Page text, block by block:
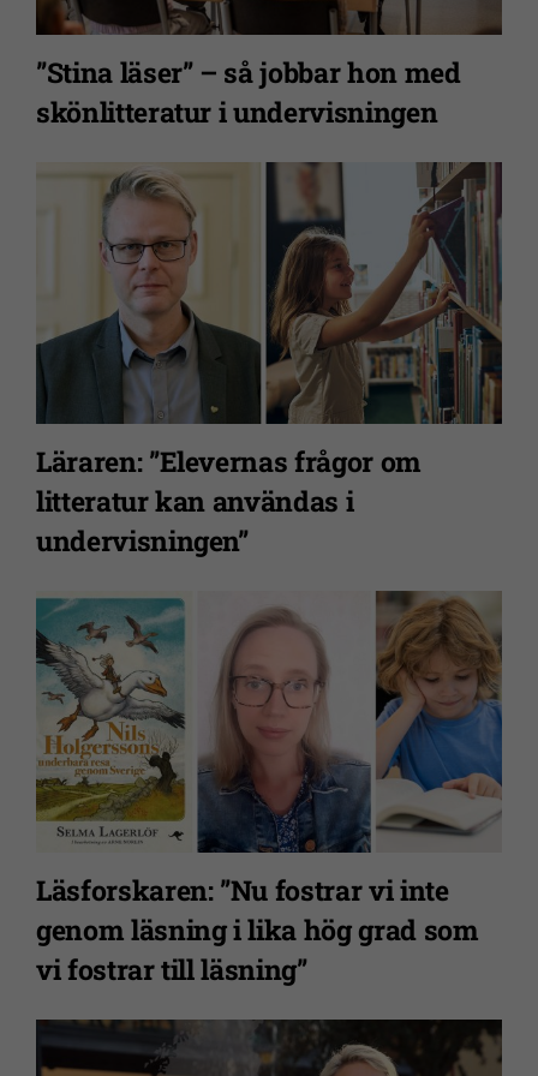
”Stina läser” – så jobbar hon med
skönlitteratur i undervisningen
Läraren: ”Elevernas frågor om
litteratur kan användas i
undervisningen”
Läsforskaren: ”Nu fostrar vi inte
genom läsning i lika hög grad som
vi fostrar till läsning”
går inte att
välja bort. De